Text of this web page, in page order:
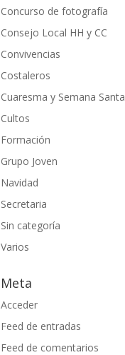
Concurso de fotografía
Consejo Local HH y CC
Convivencias
Costaleros
Cuaresma y Semana Santa
Cultos
Formación
Grupo Joven
Navidad
Secretaria
Sin categoría
Varios
Meta
Acceder
Feed de entradas
Feed de comentarios